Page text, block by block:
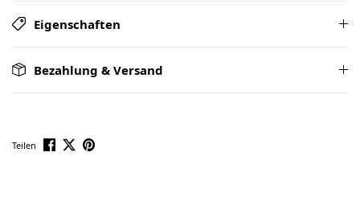
Eigenschaften
Bezahlung & Versand
Teilen